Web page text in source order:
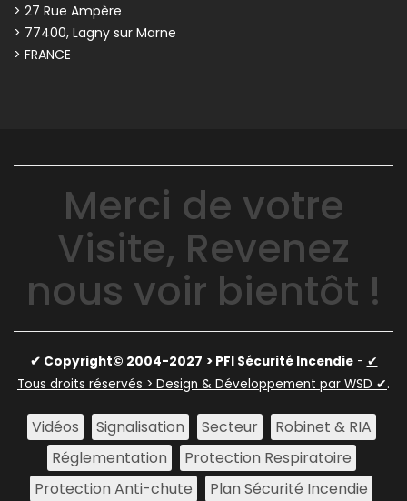
> 27 Rue Ampère
> 77400, Lagny sur Marne
> FRANCE
Merci de votre
Visite, Revenez
nous voir bientôt !
✔ Copyright© 2004-2027 > PFI Sécurité Incendie- ✔
Tous droits réservés > Design & Développement par WSD ✔.
Vidéos Signalisation Secteur
Robinet & RIA
Réglementation
Protection Respiratoire
Protection Anti-chute
Plan Sécurité Incendie